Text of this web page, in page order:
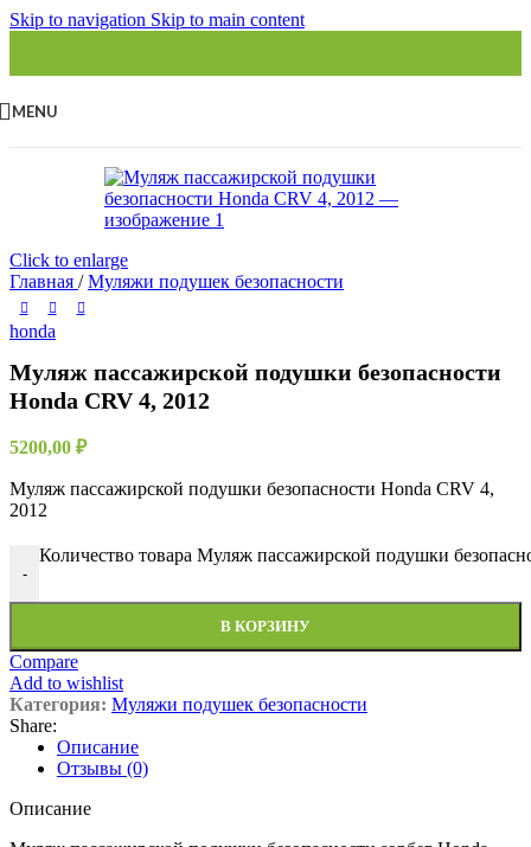
Skip to navigation Skip to main content
MENU
Click to enlarge
Главная / Муляжи подушек безопасности
honda
Муляж пассажирской подушки безопасности
Honda CRV 4, 2012
5200,00 ₽
Муляж пассажирской подушки безопасности Honda CRV 4,
2012
-
Количество товара Муляж пассажирской подушки
В КОРЗИНУ
Compare
Add to wishlist
Категория: Муляжи подушек безопасности
Share:
Описание
Отзывы (0)
Описание